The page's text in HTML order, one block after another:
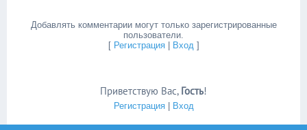
Добавлять комментарии могут только зарегистрированные
пользователи.
[ Регистрация| Вход]
Приветствую Вас, Гость!
Регистрация| Вход